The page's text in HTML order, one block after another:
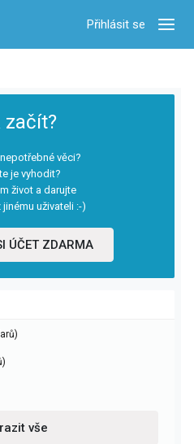
Přihlásit se
začít?
věci?
je vyhodit?
život a darujte
uživateli :-)
ÚČET ZDARMA
vše